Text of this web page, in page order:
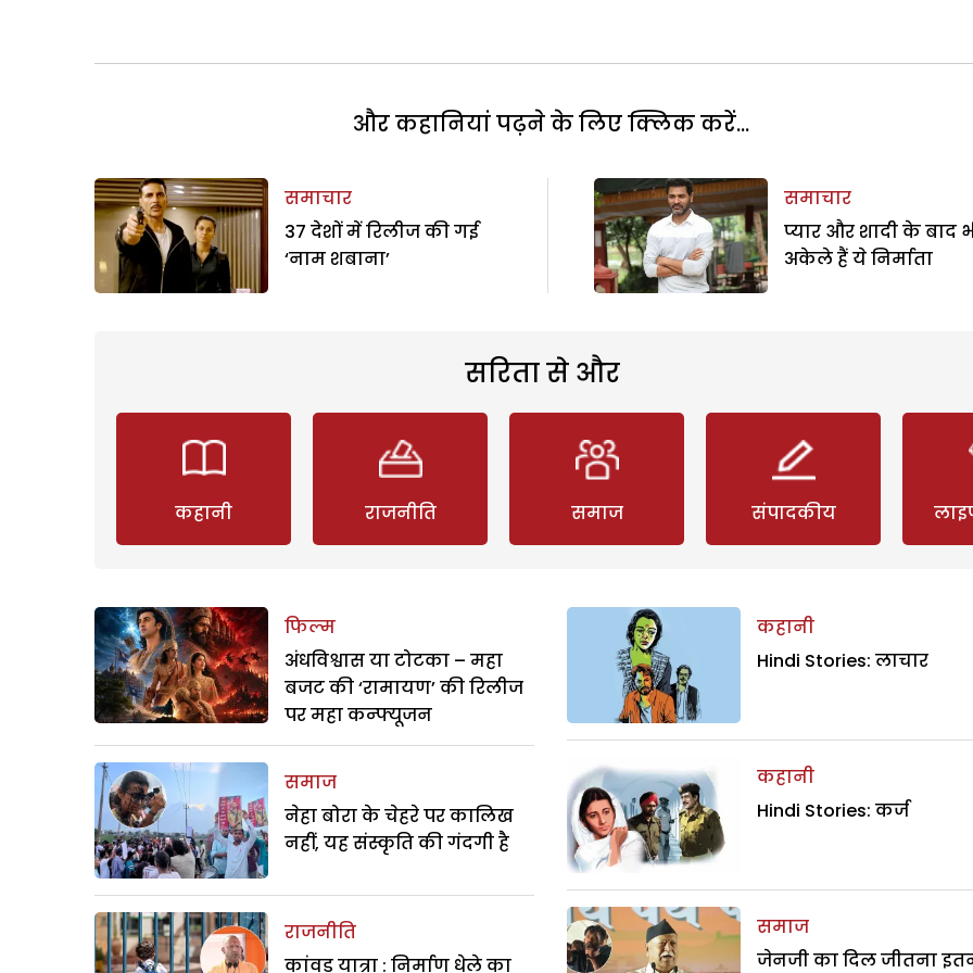
और कहानियां पढ़ने के लिए क्लिक करें...
समाचार
37 देशों में रिलीज की गई
‘नाम शबाना’
समाचार
प्यार और शादी के बाद
अकेले हैं ये निर्माता
सरिता से और
कहानी राजनीति समाज संपादकीय
फिल्म
अंधविश्वास या टोटका – महा
बजट की ‘रामायण’ की रिलीज
पर महा कन्फ्यूजन
समाज
नेहा बोरा के चेहरे पर कालिख
नहीं, यह संस्कृति की गंदगी है
राजनीति
कांवड़ यात्रा : निर्माण धेले का
कहानी
Hindi Stories: लाचार
कहानी
Hindi Stories: कर्ज
समाज
जेनजी का दिल जीतना